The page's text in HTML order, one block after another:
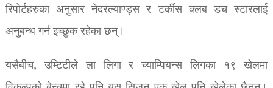
रिपोर्टहरुका अनुसार नेदरल्याण्ड्स र टर्कीस क्लब डच स्टारलाई
अनुबन्ध गर्न इच्छुक रहेका छन्।
यसैबीच, उम्टिटीले ला लिगा र च्याम्पियन्स लिगका १९ खेलमा